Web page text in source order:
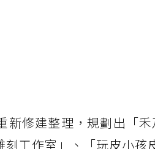
修建整理，規劃出「
工作室」、「玩皮小孩